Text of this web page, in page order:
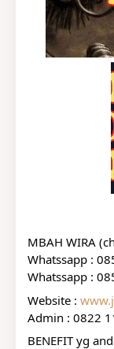
MBAH WIRA
Whatssapp :
Whatssapp :
Website :
Admin : 0822
BENEFIT yg